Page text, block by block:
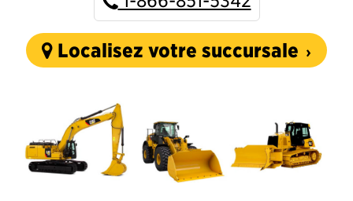
Localisez votre succursale